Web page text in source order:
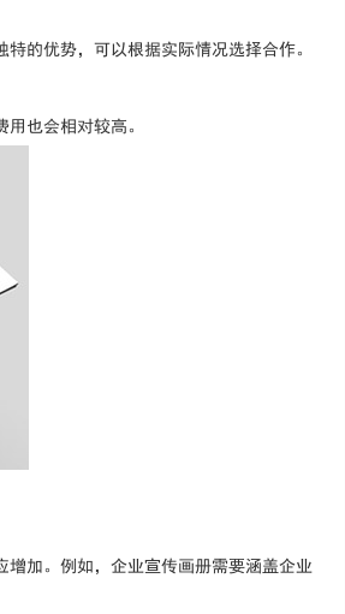
的优势，可以根据实际情况选择合作。
也会相对较高。
加。例如，企业宣传画册需要涵盖企业